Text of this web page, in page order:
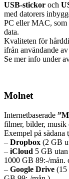
USB-stickor och
med datorers
PC eller MAC, som
data.
Kvaliteten för
ifrån användande
Se mer info under
Molnet
Internetbaserade
filmer, bilder,
Exempel på sådana
– Dropbox (2 GB
– iCloud 5 GB
1000 GB 89:-/mån.
– Google Drive (15